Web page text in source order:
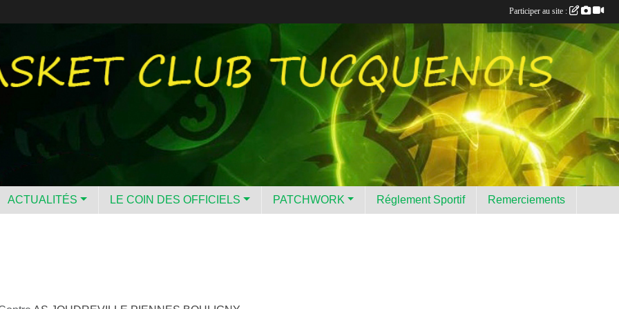
ACTUALITÉS LE COIN DES OFFICIELS PATCHWORK Réglement Sportif Remerciements
Participer au site :